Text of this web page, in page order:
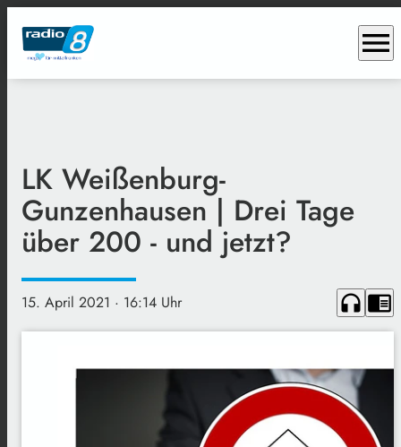
menu
LK Weißenburg-
Gunzenhausen | Drei Tage
über 200 - und jetzt?
15. April 2021 · 16:14 Uhr headphones chrome_reader_mode